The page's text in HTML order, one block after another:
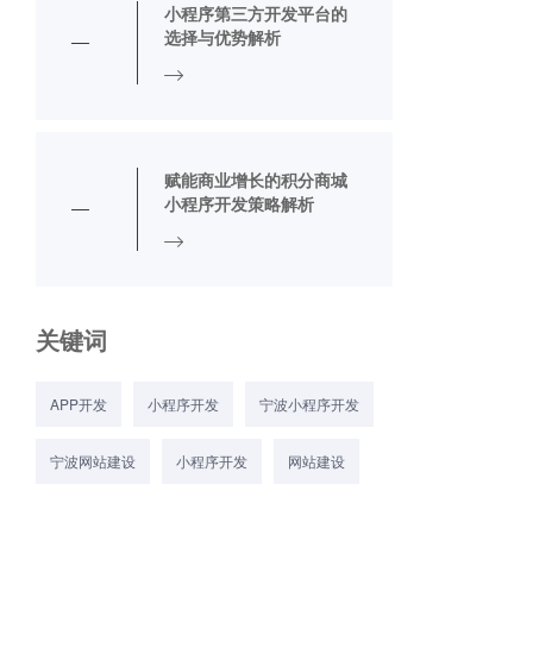
小程序第三方开发平台的
选择与优势解析
赋能商业增长的积分商城
小程序开发策略解析
关键词
APP开发 小程序开发 宁波小程序开发
宁波网站建设 小程序开发 网站建设